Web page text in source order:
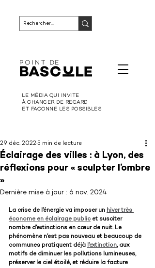
LE MÉDIA QUI INVITE
À CHANGER DE REGARD
ET FAÇONNE LES POSSIBLES
Éclairage des villes : à Lyon, des
réflexions pour « sculpter l’ombre
»
29 déc. 2022 5 min de lecture
Dernière mise à jour : 6 nov. 2024
La crise de l’énergie va imposer un hiver très
économe en éclairage public et susciter
nombre d’extinctions en cœur de nuit. Le
phénomène n’est pas nouveau et beaucoup de
communes pratiquent déjà l’extinction, aux
motifs de diminuer les pollutions lumineuses,
préserver le ciel étoilé, et réduire la facture